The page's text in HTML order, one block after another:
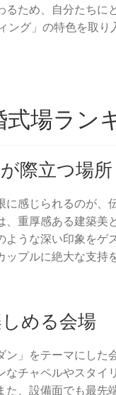
るため、自分たち
ング」の特色を取
式場ラン
際立つ場所
感じられるのが、
重厚感ある建築
うな深い印象を
プルに絶大な支持
める会場
」をテーマにした
チャペルやスタ
た、設備面でも最